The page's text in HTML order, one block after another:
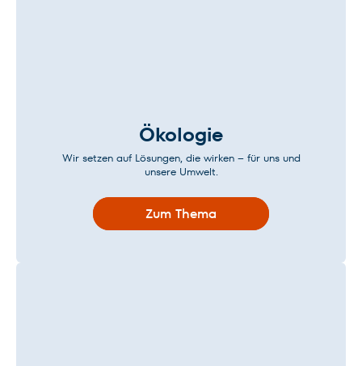
Ökologie
Wir setzen auf Lösungen, die wirken – für uns und
unsere Umwelt.
Zum Thema